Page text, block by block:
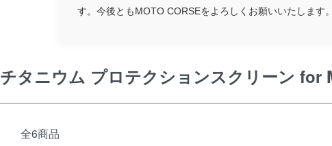
す。今後ともMOTO CORSEをよろしくお願いいたします。
チタニウム プロテクションスクリーン for
全6商品